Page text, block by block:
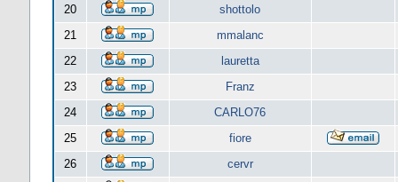
20
shottolo
21
mmalanc
22
lauretta
23
Franz
24
CARLO76
25
fiore
26
cervr